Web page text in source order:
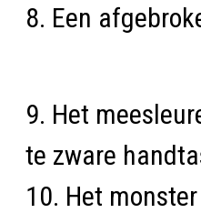
8. Een
9. Het
te zware
10. Het monster